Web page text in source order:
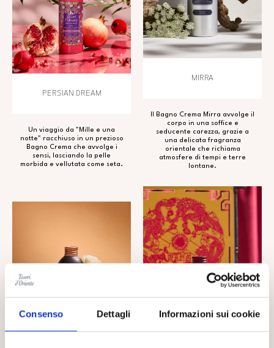
Consenso Dettagli Informazioni sui cookie
PERSIAN DREAM
Un viaggio da "Mille e una
notte" racchiuso in un prezioso
Bagno Crema che avvolge i
sensi, lasciando la pelle
morbida e vellutata come seta.
MIRRA
Il Bagno Crema Mirra avvolge il
corpo in una soffice e
seducente carezza, grazie a
una delicata fragranza
orientale che richiama
atmosfere di tempi e terre
lontane.